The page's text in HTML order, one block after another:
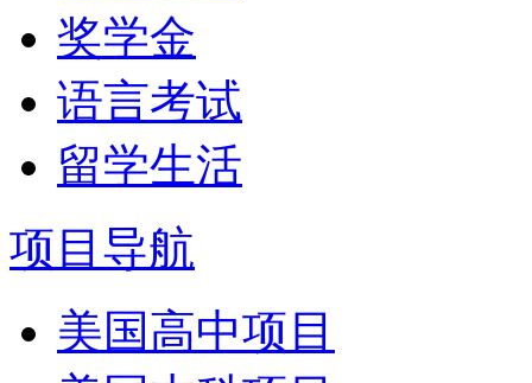
奖学金
语言考试
留学生活
项目导航
美国高中项目